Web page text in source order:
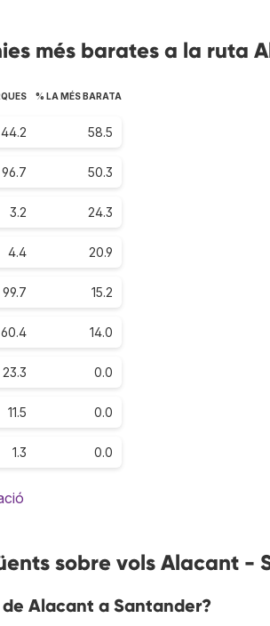
més barates a la ruta
% LA MÉS BARATA
44.2 58.5
96.7 50.3
3.2 24.3
4.4 20.9
99.7 15.2
60.4 14.0
23.3 0.0
11.5 0.0
1.3 0.0
sobre vols Alacant -
Alacant a Santander?